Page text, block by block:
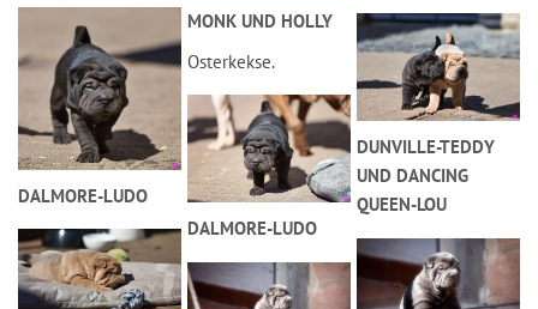
DALMORE-LUDO
MONK UND HOLLY
Osterkekse.
DALMORE-LUDO
DUNVILLE-TEDDY
UND DANCING
QUEEN-LOU